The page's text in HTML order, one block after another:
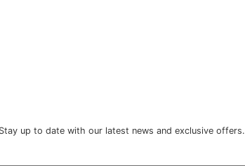
up to date with our latest news and exclusive offers.